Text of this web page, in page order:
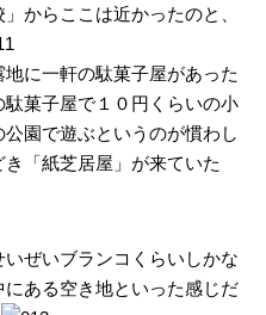
から ここは近かったのと、
に一軒の駄菓子屋があった
菓子屋で１０円くらいの小
園で遊ぶというのが慣わし
「紙芝居屋」が来ていた
ぜいブランコくらいしかな
にある空き地といった感じだ